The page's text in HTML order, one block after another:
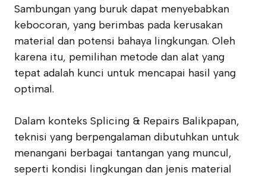
Sambungan yang buruk dapat menyebabkan
kebocoran, yang berimbas pada kerusakan
material dan potensi bahaya lingkungan. Oleh
karena itu, pemilihan metode dan alat yang
tepat adalah kunci untuk mencapai hasil yang
optimal.
Dalam konteks Splicing & Repairs Balikpapan,
teknisi yang berpengalaman dibutuhkan untuk
menangani berbagai tantangan yang muncul,
seperti kondisi lingkungan dan jenis material